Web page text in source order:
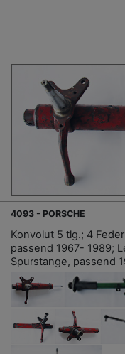
4093 - PORSCHE
Konvolut 5 tlg.; 4
passend 1967- 1989;
Spurstange, passend